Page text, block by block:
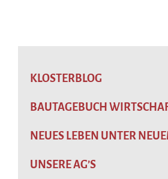
KLOSTERBLOG
BAUTAGEBUCH
NEUES LEBEN UNTER
UNSERE AG’S